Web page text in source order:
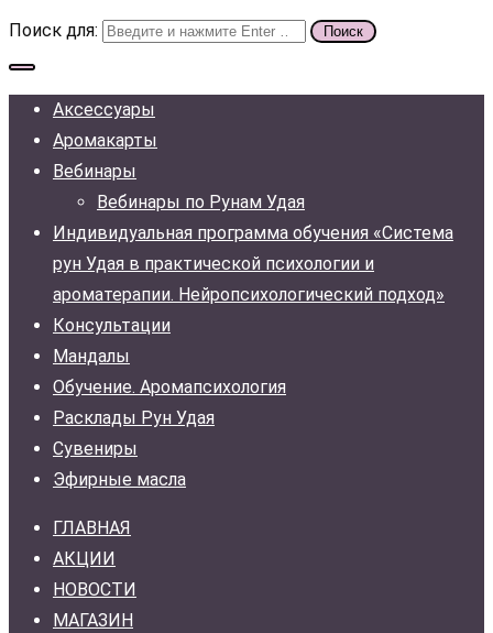
Поиск для:
Аксессуары
Аромакарты
Вебинары
Вебинары по Рунам Удая
Индивидуальная программа обучения «Система
рун Удая в практической психологии и
ароматерапии. Нейропсихологический подход»
Консультации
Мандалы
Обучение. Аромапсихология
Расклады Рун Удая
Сувениры
Эфирные масла
ГЛАВНАЯ
АКЦИИ
НОВОСТИ
МАГАЗИН